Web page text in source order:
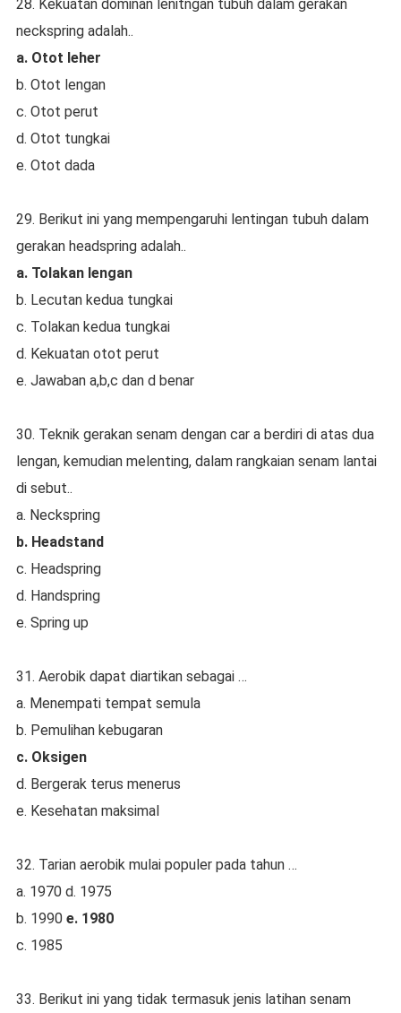
28. Kekuatan dominan lenitngan tubuh dalam gerakan
neckspring adalah..
a. Otot leher
b. Otot lengan
c. Otot perut
d. Otot tungkai
e. Otot dada
29. Berikut ini yang mempengaruhi lentingan tubuh dalam
gerakan headspring adalah..
a. Tolakan lengan
b. Lecutan kedua tungkai
c. Tolakan kedua tungkai
d. Kekuatan otot perut
e. Jawaban a,b,c dan d benar
30. Teknik gerakan senam dengan car a berdiri di atas dua
lengan, kemudian melenting, dalam rangkaian senam lantai
di sebut..
a. Neckspring
b. Headstand
c. Headspring
d. Handspring
e. Spring up
31. Aerobik dapat diartikan sebagai …
a. Menempati tempat semula
b. Pemulihan kebugaran
c. Oksigen
d. Bergerak terus menerus
e. Kesehatan maksimal
32. Tarian aerobik mulai populer pada tahun …
a. 1970 d. 1975
b. 1990 e. 1980
c. 1985
33. Berikut ini yang tidak termasuk jenis latihan senam